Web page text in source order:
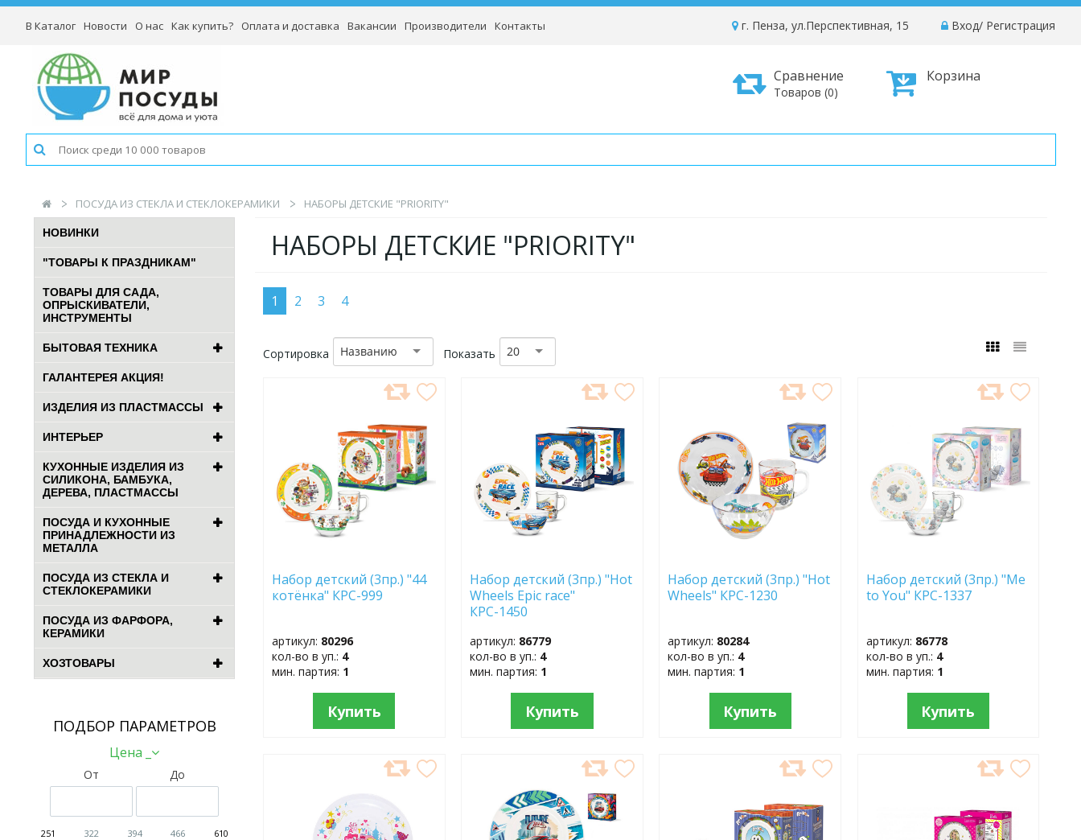
В Каталог Новости О нас Как купить? Оплата и доставка Вакансии Производители Контакты Вход/ Регистрация
г. Пенза, ул.Перспективная, 15
Корзина
Сравнение
Товаров (0)
ПОСУДА ИЗ СТЕКЛА И СТЕКЛОКЕРАМИКИ НАБОРЫ ДЕТСКИЕ "PRIORITY"
НОВИНКИ
"ТОВАРЫ К ПРАЗДНИКАМ"
ТОВАРЫ ДЛЯ САДА,
ОПРЫСКИВАТЕЛИ,
ИНСТРУМЕНТЫ
БЫТОВАЯ ТЕХНИКА
ГАЛАНТЕРЕЯ АКЦИЯ!
ИЗДЕЛИЯ ИЗ ПЛАСТМАССЫ
ИНТЕРЬЕР
КУХОННЫЕ ИЗДЕЛИЯ ИЗ
СИЛИКОНА, БАМБУКА,
ДЕРЕВА, ПЛАСТМАССЫ
ПОСУДА И КУХОННЫЕ
ПРИНАДЛЕЖНОСТИ ИЗ
МЕТАЛЛА
ПОСУДА ИЗ СТЕКЛА И
СТЕКЛОКЕРАМИКИ
ПОСУДА ИЗ ФАРФОРА,
КЕРАМИКИ
ХОЗТОВАРЫ
ПОДБОР ПАРАМЕТРОВ
Цена _
От До
251 322 394 466 610
НАБОРЫ ДЕТСКИЕ "PRIORITY"
1 2 3 4
Сортировка Названию Показать 20
ИЗБРАННОЕ
Набор детский (3пр.) "44
котёнка" КРС-999
артикул: 80296
кол-во в уп.: 4
мин. партия: 1
Купить
Набор детский (3пр.) "Hot
Wheels Epic race"
КРС-1450
артикул: 86779
кол-во в уп.: 4
мин. партия: 1
Купить
ИЗБРАННОЕ
Набор детский (3пр.) "Hot
Wheels" КРС-1230
артикул: 80284
кол-во в уп.: 4
мин. партия: 1
Купить
Набор детский (3пр.) "Me
to You" КРС-1337
артикул: 86778
кол-во в уп.: 4
мин. партия: 1
Купить
ИЗБРАННОЕ
ИЗБРАННОЕ